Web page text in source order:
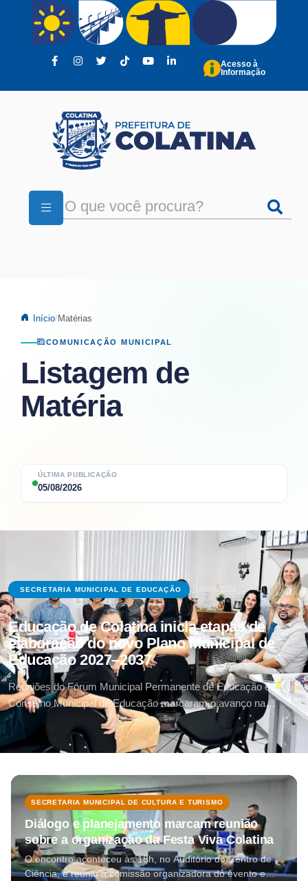
Pular para o conteúdo principal
Acesso à
Informação
Início Matérias
COMUNICAÇÃO MUNICIPAL
Listagem de
Matéria
ÚLTIMA PUBLICAÇÃO
05/08/2026
SECRETARIA MUNICIPAL DE EDUCAÇÃO 05/08/2026
Educação de Colatina inicia etapas de
elaboração do novo Plano Municipal de
Educação 2027–2037
Reuniões do Fórum Municipal Permanente de Educação e do
Conselho Municipal de Educação marcaram o avanço na
elaboração do documento que orientará as políticas
educacionais do município.
SECRETARIA MUNICIPAL DE CULTURA E TURISMO
Diálogo e planejamento marcam reunião
sobre a organização da Festa Viva Colatina
O encontro aconteceu às 18h, no Auditório do Centro de
Ciência, e reuniu a comissão organizadora do evento e